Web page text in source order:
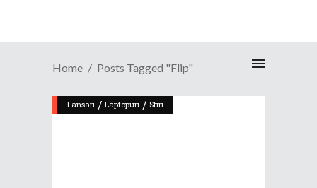
Home Posts Tagged "Flip"
Lansari / Laptopuri / Stiri